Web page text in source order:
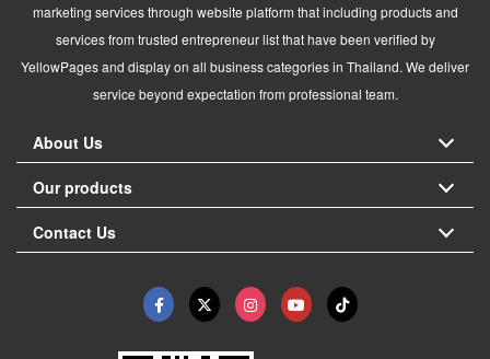
marketing services through website platform that including products and
services from trusted entrepreneur list that have been verified by
YellowPages and display on all business categories in Thailand. We deliver
service beyond expectation from professional team.
About Us
Our products
Contact Us